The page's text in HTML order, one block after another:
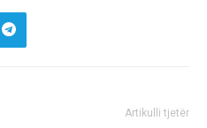
Artikulli tjetër